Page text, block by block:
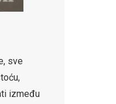
sve
između